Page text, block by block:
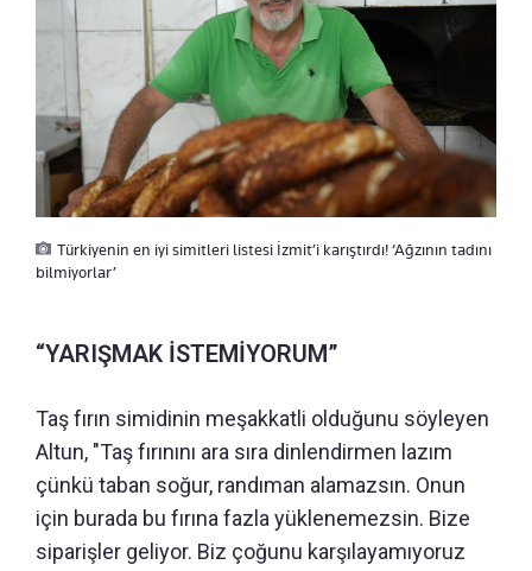
Türkiyenin en iyi simitleri listesi İzmit’i karıştırdı! ‘Ağzının tadını
bilmiyorlar’
“YARIŞMAK İSTEMİYORUM”
Taş fırın simidinin meşakkatli olduğunu söyleyen
Altun, "Taş fırınını ara sıra dinlendirmen lazım
çünkü taban soğur, randıman alamazsın. Onun
için burada bu fırına fazla yüklenemezsin. Bize
siparişler geliyor. Biz çoğunu karşılayamıyoruz